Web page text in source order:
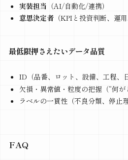
実装担当 （AI/自動化/連携）
意思決定者（KPIと投資判断、運用
最低限押さえたいデータ品質
ID（品番、ロット、設備、工程、
欠損・異常値・粒度の把握（“何が
ラベルの一貫性（不良分類、停止
FAQ